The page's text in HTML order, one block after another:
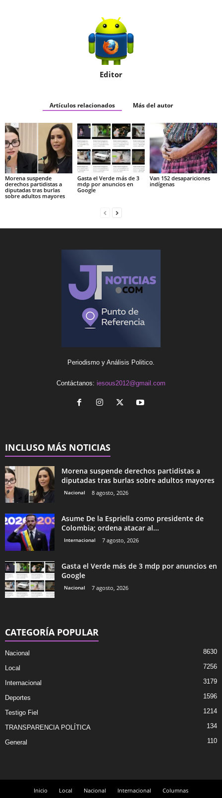
Editor
Artículos relacionados Más del autor
Morena suspende
derechos partidistas a
diputadas tras burlas
sobre adultos mayores
Gasta el Verde más de 3
mdp por anuncios en
Google
Van 152 desapariciones
indígenas
Periodismo y Análisis Politico.
Contáctanos: iesous2012@gmail.com
INCLUSO MÁS NOTICIAS
Morena suspende derechos partidistas a
diputadas tras burlas sobre adultos mayores
Nacional 8 agosto, 2026
Asume De la Espriella como presidente de
Colombia; ordena atacar al...
Internacional 7 agosto, 2026
Gasta el Verde más de 3 mdp por anuncios en
Google
Nacional 7 agosto, 2026
CATEGORÍA POPULAR
Nacional 8630
Local 7256
Internacional 3179
Deportes 1596
Testigo Fiel 1214
TRANSPARENCIA POLÍTICA 134
General 110
Inicio Local Nacional Internacional Columnas